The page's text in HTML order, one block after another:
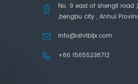
No. 9 east of shengli road
,bengbu city , Anhui
info@ahrlbljx.com
+86 15655238712